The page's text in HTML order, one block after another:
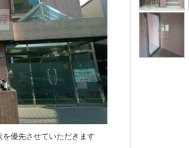
優先させていただきます